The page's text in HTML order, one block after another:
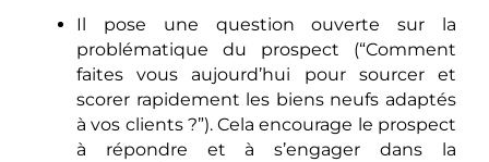
Il pose une question ouverte sur la
problématique du prospect (“Comment
faites vous aujourd’hui pour sourcer et
scorer rapidement les biens neufs adaptés
à vos clients ?”). Cela encourage le prospect
à répondre et à s’engager dans la